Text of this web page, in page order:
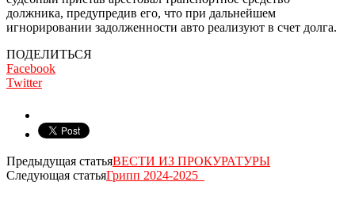
должника, предупредив его, что при дальнейшем
игнорировании задолженности авто реализуют в счет долга.
ПОДЕЛИТЬСЯ
Facebook
Twitter
Предыдущая статьяВЕСТИ ИЗ ПРОКУРАТУРЫ
Следующая статьяГрипп 2024-2025